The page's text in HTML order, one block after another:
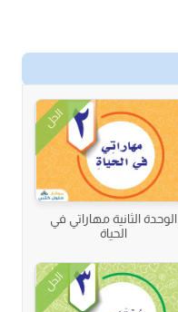
الحل
الوحدة الثانية مهاراتي في
الحياة
الحل